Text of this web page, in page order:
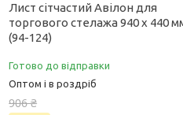
Лист сітчастий Авілон для
торгового стелажа 940 х 440
(94-124)
Готово до відправки
Оптом і в роздріб
906 ₴